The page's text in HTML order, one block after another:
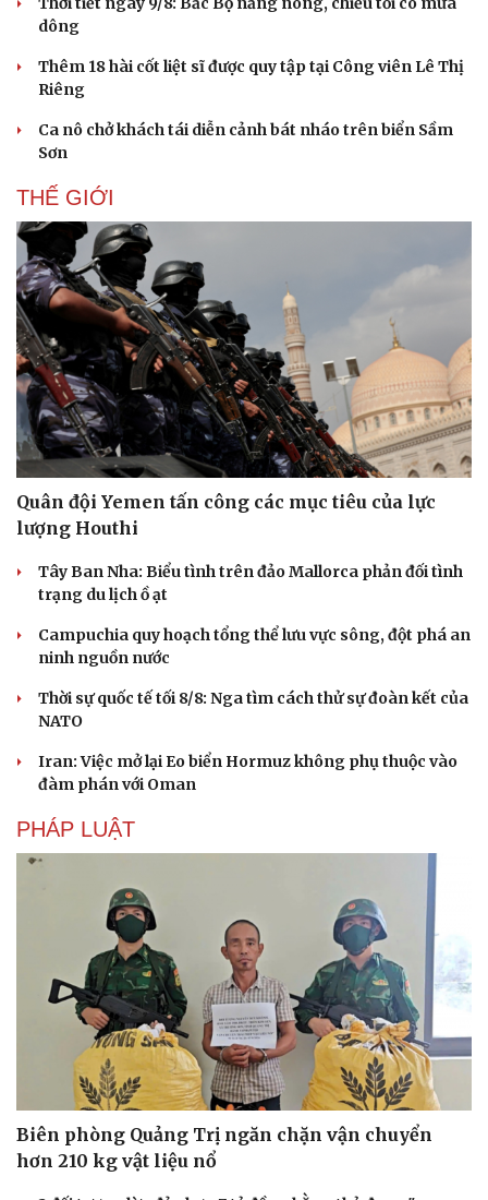
Câu chuyện thời sự
Đọc truyện đêm khuya
Cửa sổ tình yêu
Kể chuyện cho bé
Hạt giống tâm hồn
dông
Thêm 18 hài cốt liệt sĩ được quy tập tại Công viên Lê Thị
Riêng
Ca nô chở khách tái diễn cảnh bát nháo trên biển Sầm
Sơn
THẾ GIỚI
Quân đội Yemen tấn công các mục tiêu của lực
lượng Houthi
Tây Ban Nha: Biểu tình trên đảo Mallorca phản đối tình
trạng du lịch ồ ạt
Campuchia quy hoạch tổng thể lưu vực sông, đột phá an
ninh nguồn nước
Thời sự quốc tế tối 8/8: Nga tìm cách thử sự đoàn kết của
NATO
Iran: Việc mở lại Eo biển Hormuz không phụ thuộc vào
đàm phán với Oman
PHÁP LUẬT
Biên phòng Quảng Trị ngăn chặn vận chuyển
hơn 210 kg vật liệu nổ